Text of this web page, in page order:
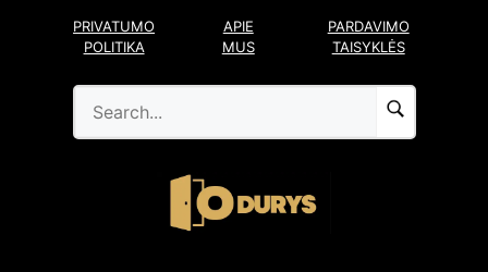
PRIVATUMO
POLITIKA
APIE
MUS
PARDAVIMO
TAISYKLĖS